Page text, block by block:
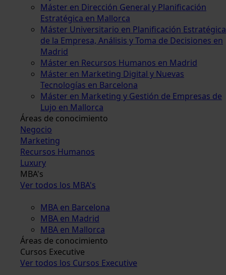
Máster en Dirección General y Planificación
Estratégica en Mallorca
Máster Universitario en Planificación Estratégica
de la Empresa, Análisis y Toma de Decisiones en
Madrid
Máster en Recursos Humanos en Madrid
Máster en Marketing Digital y Nuevas
Tecnologías en Barcelona
Máster en Marketing y Gestión de Empresas de
Lujo en Mallorca
Áreas de conocimiento
Negocio
Marketing
Recursos Humanos
Luxury
MBA's
Ver todos los MBA's
MBA en Barcelona
MBA en Madrid
MBA en Mallorca
Áreas de conocimiento
Cursos Executive
Ver todos los Cursos Executive